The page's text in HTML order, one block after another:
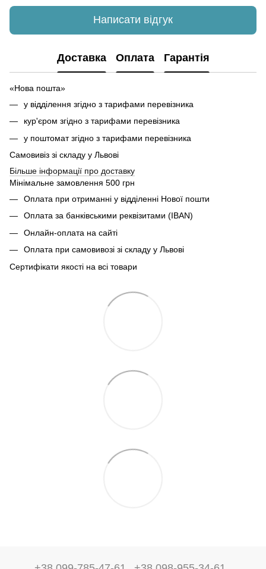
Написати відгук
Доставка Оплата Гарантія
«Нова пошта»
у відділення згідно з тарифами перевізника
кур'єром згідно з тарифами перевізника
у поштомат згідно з тарифами перевізника
Самовивіз зі складу у Львові
Більше інформації про доставку
Мінімальне замовлення 500 грн
Оплата при отриманні у відділенні Нової пошти
Оплата за банківськими реквізитами (IBAN)
Онлайн-оплата на сайті
Оплата при самовивозі зі складу у Львові
Сертифікати якості на всі товари